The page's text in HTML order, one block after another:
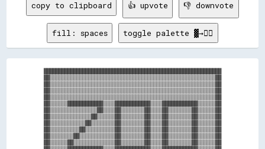
copy to clipboard 👍 upvote 👎 downvote
fill: spaces toggle palette ▓→✊🏽
██▒▒▒▒▒▒▒▒▒▒▒▒▒▒▒▒▒▒▒▒▒▒▒▒▒▒▒▒▒▒▒▒▒▒▒▒▒▒▒▒▒▒▒▒▒▒▒▒▒▒▒▒▒▒▒▒██
██▒▒▒▒▒▒▒▒▒▒▒▒▒▒▒▒▒▒▒▒▒▒▒▒▒▒▒▒▒▒▒▒▒▒▒▒▒▒▒▒▒▒▒▒▒▒▒▒▒▒▒▒▒▒▒▒██
██▒▒▒▒▒▒▒▒▒▒▒▒▒▒▒▒▒▒▒▒▒▒▒▒▒▒▒▒▒▒▒▒▒▒▒▒▒▒▒▒▒▒▒▒▒▒▒▒▒▒▒▒▒▒▒▒██
██▒▒▒▒▒▒▒▒▒▒▒▒▒▒▒▒▒▒▒▒▒▒▒▒▒▒▒▒▒▒▒▒▒▒▒▒▒▒▒▒▒▒▒▒▒▒▒▒▒▒▒▒▒▒▒▒██
██▒▒▒▒▒▒████████████▒▒▒▒████████████▒▒▒▒████████████▒▒▒▒▒▒██
██▒▒▒▒▒▒▒▒▒▒▒▒▒▒▒▒██▒▒▒▒██▒▒▒▒▒▒▒▒██▒▒▒▒██▒▒▒▒▒▒▒▒██▒▒▒▒▒▒██
██▒▒▒▒▒▒▒▒▒▒▒▒▒▒██▒▒▒▒▒▒██▒▒▒▒▒▒▒▒██▒▒▒▒██▒▒▒▒▒▒▒▒██▒▒▒▒▒▒██
██▒▒▒▒▒▒▒▒▒▒▒▒██▒▒▒▒▒▒▒▒██▒▒▒▒▒▒▒▒██▒▒▒▒██▒▒▒▒▒▒▒▒██▒▒▒▒▒▒██
██▒▒▒▒▒▒▒▒▒▒██▒▒▒▒▒▒▒▒▒▒██▒▒▒▒▒▒▒▒██▒▒▒▒██▒▒▒▒▒▒▒▒██▒▒▒▒▒▒██
██▒▒▒▒▒▒▒▒██▒▒▒▒▒▒▒▒▒▒▒▒██▒▒▒▒▒▒▒▒██▒▒▒▒██▒▒▒▒▒▒▒▒██▒▒▒▒▒▒██
██▒▒▒▒▒▒██▒▒▒▒▒▒▒▒▒▒▒▒▒▒██▒▒▒▒▒▒▒▒██▒▒▒▒██▒▒▒▒▒▒▒▒██▒▒▒▒▒▒██